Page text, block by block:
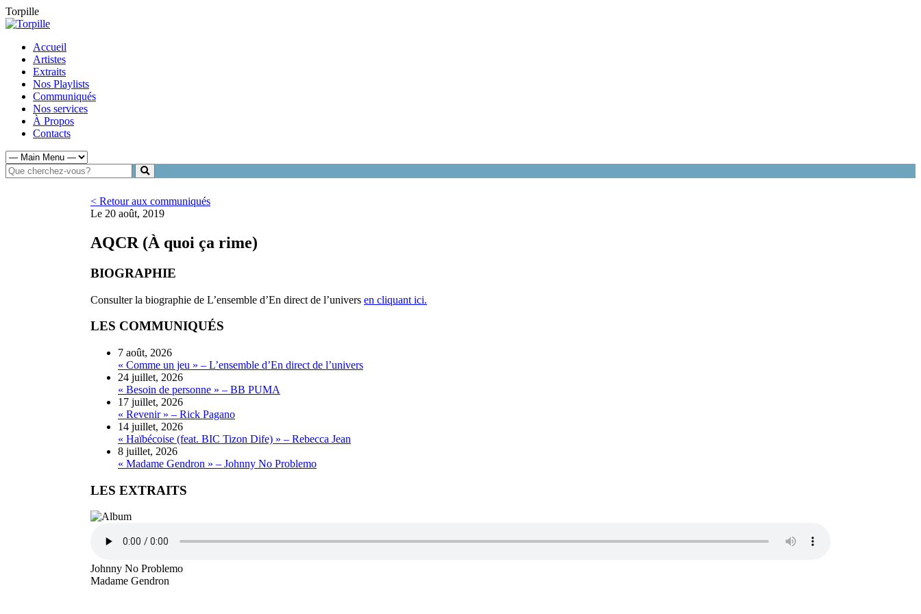
Torpille
Accueil
Artistes
Extraits
Nos Playlists
Communiqués
Nos services
À Propos
Contacts
< Retour aux communiqués
Le 20 août, 2019
AQCR (À quoi ça rime)
BIOGRAPHIE
Consulter la biographie de L’ensemble d’En direct de l’univers en cliquant ici.
LES COMMUNIQUÉS
7 août, 2026
« Comme un jeu » – L’ensemble d’En direct de l’univers
24 juillet, 2026
« Besoin de personne » – BB PUMA
17 juillet, 2026
« Revenir » – Rick Pagano
14 juillet, 2026
« Haïbécoise (feat. BIC Tizon Dife) » – Rebecca Jean
8 juillet, 2026
« Madame Gendron » – Johnny No Problemo
LES EXTRAITS
Johnny No Problemo
Madame Gendron